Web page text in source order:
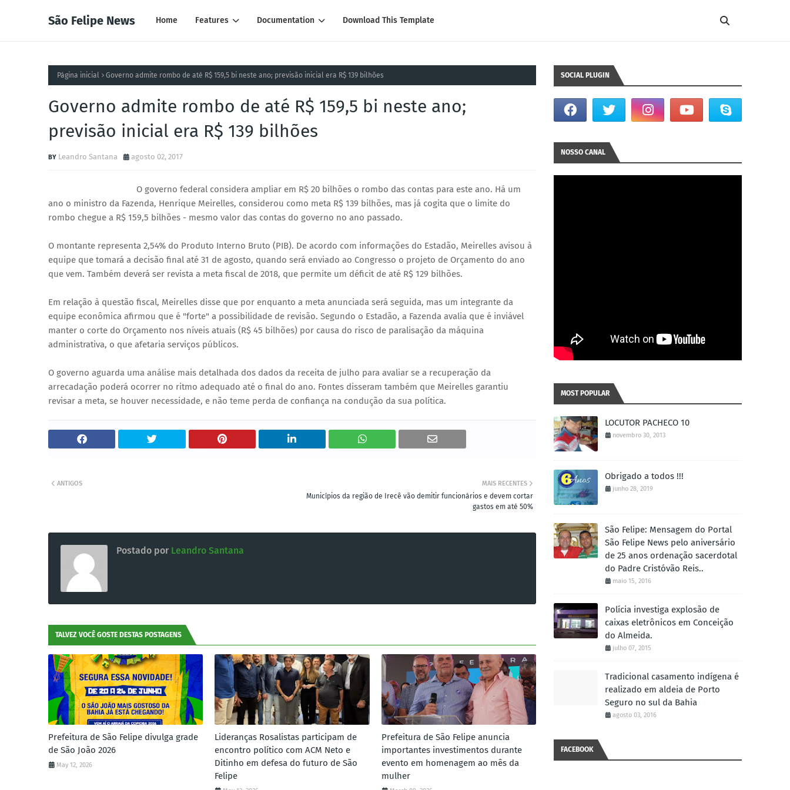
São Felipe News Home Features Documentation Download This Template
Página inicial Governo admite rombo de até R$ 159,5 bi neste ano; previsão inicial era R$ 139 bilhões
Governo admite rombo de até R$ 159,5 bi neste ano;
previsão inicial era R$ 139 bilhões
Leandro Santana agosto 02, 2017
O governo federal considera ampliar em R$ 20 bilhões o rombo das contas para este ano. Há um
ano o ministro da Fazenda, Henrique Meirelles, considerou como meta R$ 139 bilhões, mas já cogita que o limite do
rombo chegue a R$ 159,5 bilhões - mesmo valor das contas do governo no ano passado.
O montante representa 2,54% do Produto Interno Bruto (PIB). De acordo com informações do Estadão, Meirelles avisou à
equipe que tomará a decisão final até 31 de agosto, quando será enviado ao Congresso o projeto de Orçamento do ano
que vem. Também deverá ser revista a meta fiscal de 2018, que permite um déficit de até R$ 129 bilhões.
Em relação à questão fiscal, Meirelles disse que por enquanto a meta anunciada será seguida, mas um integrante da
equipe econômica afirmou que é "forte" a possibilidade de revisão. Segundo o Estadão, a Fazenda avalia que é inviável
manter o corte do Orçamento nos níveis atuais (R$ 45 bilhões) por causa do risco de paralisação da máquina
administrativa, o que afetaria serviços públicos.
O governo aguarda uma análise mais detalhada dos dados da receita de julho para avaliar se a recuperação da
arrecadação poderá ocorrer no ritmo adequado até o final do ano. Fontes disseram também que Meirelles garantiu
revisar a meta, se houver necessidade, e não teme perda de confiança na condução da sua política.
MAIS RECENTES
Municípios da região de Irecê vão demitir funcionários e devem cortar
gastos em até 50%
ANTIGOS
Postado por Leandro Santana
TALVEZ VOCÊ GOSTE DESTAS POSTAGENS
Prefeitura de São Felipe divulga grade
de São João 2026
May 12, 2026
Lideranças Rosalistas participam de
encontro político com ACM Neto e
Ditinho em defesa do futuro de São
Felipe
Prefeitura de São Felipe anuncia
importantes investimentos durante
evento em homenagem ao mês da
mulher
SOCIAL PLUGIN
NOSSO CANAL
MOST POPULAR
LOCUTOR PACHECO 10
novembro 30, 2013
Obrigado a todos !!!
junho 28, 2019
São Felipe: Mensagem do Portal
São Felipe News pelo aniversário
de 25 anos ordenação sacerdotal
do Padre Cristóvão Reis..
maio 15, 2016
Polícia investiga explosão de
caixas eletrônicos em Conceição
do Almeida.
julho 07, 2015
Tradicional casamento indígena é
realizado em aldeia de Porto
Seguro no sul da Bahia
agosto 03, 2016
FACEBOOK